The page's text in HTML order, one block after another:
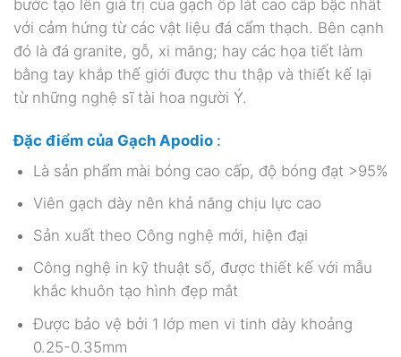
bước tạo lên giá trị của gạch ốp lát cao cấp bậc nhất
với cảm hứng từ các vật liệu đá cẩm thạch. Bên cạnh
đó là đá granite, gỗ, xi măng; hay các họa tiết làm
bằng tay khắp thế giới được thu thập và thiết kế lại
từ những nghệ sĩ tài hoa người Ý.
Đặc điểm của Gạch Apodio :
Là sản phẩm mài bóng cao cấp, độ bóng đạt >95%
Viên gạch dày nên khả năng chịu lực cao
Sản xuất theo Công nghệ mới, hiện đại
Công nghệ in kỹ thuật số, được thiết kế với mẫu
khắc khuôn tạo hình đẹp mắt
Được bảo vệ bởi 1 lớp men vi tinh dày khoảng
0.25-0.35mm